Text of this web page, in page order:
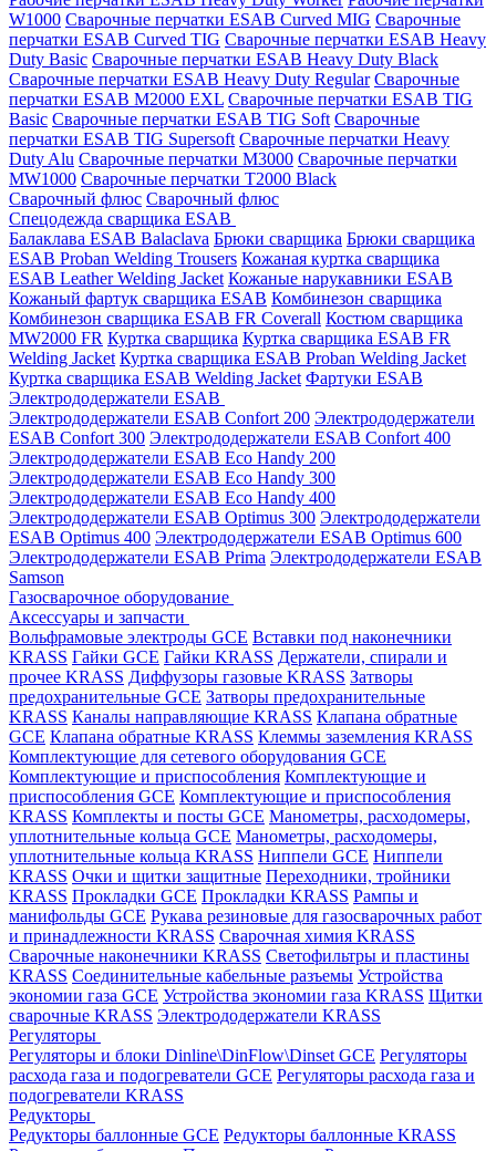
W1000 Сварочные перчатки ESAB Curved MIG Сварочные
перчатки ESAB Curved TIG Сварочные перчатки ESAB Heavy
Duty Basic Сварочные перчатки ESAB Heavy Duty Black
Сварочные перчатки ESAB Heavy Duty Regular Сварочные
перчатки ESAB M2000 EXL Сварочные перчатки ESAB TIG
Basic Сварочные перчатки ESAB TIG Soft Сварочные
перчатки ESAB TIG Supersoft Сварочные перчатки Heavy
Duty Alu Сварочные перчатки M3000 Сварочные перчатки
MW1000 Сварочные перчатки T2000 Black
Сварочный флюс Сварочный флюс
Спецодежда сварщика ESAB
Балаклава ESAB Balaclava Брюки сварщика Брюки сварщика
ESAB Proban Welding Trousers Кожаная куртка сварщика
ESAB Leather Welding Jacket Кожаные нарукавники ESAB
Кожаный фартук сварщика ESAB Комбинезон сварщика
Комбинезон сварщика ESAB FR Coverall Костюм сварщика
MW2000 FR Куртка сварщика Куртка сварщика ESAB FR
Welding Jacket Куртка сварщика ESAB Proban Welding Jacket
Куртка сварщика ESAB Welding Jacket Фартуки ESAB
Электрододержатели ESAB
Электрододержатели ESAB Confort 200 Электрододержатели
ESAB Confort 300 Электрододержатели ESAB Confort 400
Электрододержатели ESAB Eco Handy 200
Электрододержатели ESAB Eco Handy 300
Электрододержатели ESAB Eco Handy 400
Электрододержатели ESAB Optimus 300 Электрододержатели
ESAB Optimus 400 Электрододержатели ESAB Optimus 600
Электрододержатели ESAB Prima Электрододержатели ESAB
Samson
Газосварочное оборудование
Аксессуары и запчасти
Вольфрамовые электроды GCE Вставки под наконечники
KRASS Гайки GCE Гайки KRASS Держатели, спирали и
прочее KRASS Диффузоры газовые KRASS Затворы
предохранительные GCE Затворы предохранительные
KRASS Каналы направляющие KRASS Клапана обратные
GCE Клапана обратные KRASS Клеммы заземления KRASS
Комплектующие для сетевого оборудования GCE
Комплектующие и приспособления Комплектующие и
приспособления GCE Комплектующие и приспособления
KRASS Комплекты и посты GCE Манометры, расходомеры,
уплотнительные кольца GCE Манометры, расходомеры,
уплотнительные кольца KRASS Ниппели GCE Ниппели
KRASS Очки и щитки защитные Переходники, тройники
KRASS Прокладки GCE Прокладки KRASS Рампы и
манифольды GCE Рукава резиновые для газосварочных работ
и принадлежности KRASS Сварочная химия KRASS
Сварочные наконечники KRASS Светофильтры и пластины
KRASS Соединительные кабельные разъемы Устройства
экономии газа GCE Устройства экономии газа KRASS Щитки
сварочные KRASS Электрододержатели KRASS
Регуляторы
Регуляторы и блоки Dinline\DinFlow\Dinset GCE Регуляторы
расхода газа и подогреватели GCE Регуляторы расхода газа и
подогреватели KRASS
Редукторы
Редукторы баллонные GCE Редукторы баллонные KRASS